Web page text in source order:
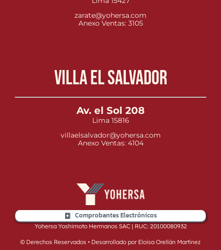
zarate@yohersa.com
Anexo Ventas: 3105
Villa el Salvador
Av. el Sol 208
Lima 15816
villaelsalvador@yohersa.com
Anexo Ventas: 4104
Comprobantes Electrónicos
Yohersa Yoshimoto Hermanos SAC | RUC: 20100080932
© Derechos Reservados • Desarrollado por Eloisa Orellán Martínez